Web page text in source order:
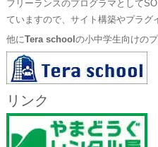
フリーランスのプログラマとして
ていますので、サイト構築やプラグ
他にTera school の小中学生向けの
リンク